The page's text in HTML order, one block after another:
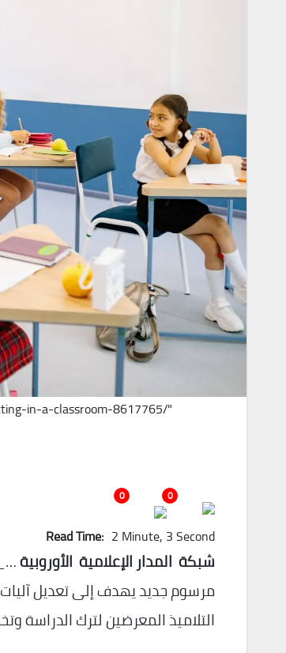
in-a-classroom-8617765/"
0
0
Read Time: 2 Minute, 3 Second
شبكة المدار الإعلامية الأوروبية
مرسوم جديد يهدف إلى تعديل
التلاميذ المعرضين لترك الدراسة